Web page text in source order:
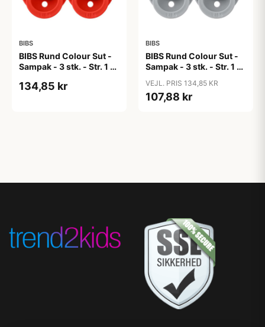
BIBS
BIBS Rund Colour Sut -
Sampak - 3 stk. - Str. 1 -
134,85 kr
BIBS
BIBS Rund Colour Sut -
Sampak - 3 stk. - Str. 1 -
VEJL. PRIS 134,85 KR
107,88 kr